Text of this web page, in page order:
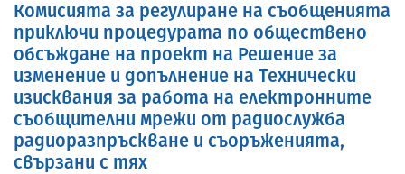
Комисията за регулиране на съобщенията
приключи процедурата по обществено
обсъждане на проект на Решение за
изменение и допълнение на Технически
изисквания за работа на електронните
съобщителни мрежи от радиослужба
радиоразпръскване и съоръженията,
свързани с тях